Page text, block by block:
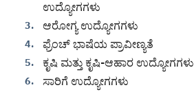
ಉದ್ಯೋಗಗಳು
ಆರೋಗ್ಯ ಉದ್ಯೋಗಗಳು
ಫ್ರೆಂಚ್ ಭಾಷೆಯ ಪ್ರಾವೀಣ್ಯತೆ
ಕೃಷಿ ಮತ್ತು ಕೃಷಿ-ಆಹಾರ ಉದ್ಯೋಗಗಳು
ಸಾರಿಗೆ ಉದ್ಯೋಗಗಳು